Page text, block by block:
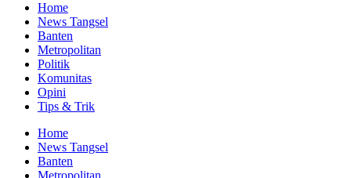
Home
News Tangsel
Banten
Metropolitan
Politik
Komunitas
Opini
Tips & Trik
Home
News Tangsel
Banten
Metropolitan